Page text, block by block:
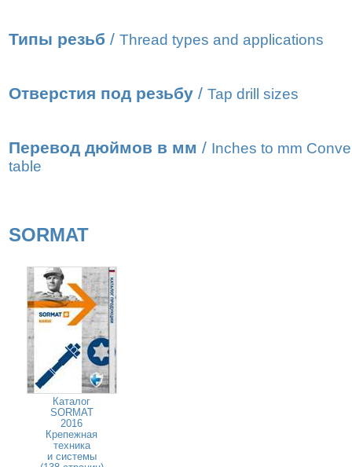
Типы резьб / Thread types and applications
Отверстия под резьбу / Tap drill sizes
Перевод дюймов в мм / Inches to mm
table
SORMAT
Каталог
SORMAT
2016
Крепежная
техника
и системы